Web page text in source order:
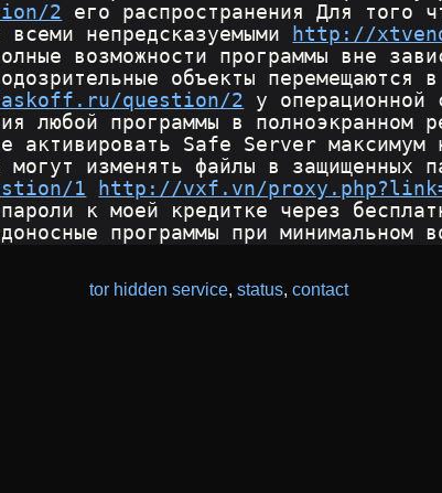
2 его распространения Для того
непредсказуемыми
http://
возможности программы вне
объекты перемещаются
question/2 у операционной
любой программы в
активировать Safe Server максимум
изменять файлы в защищенных
1
http://vxf.vn/
к моей кредитке через
программы при минимальном
tor hidden service, status, contact